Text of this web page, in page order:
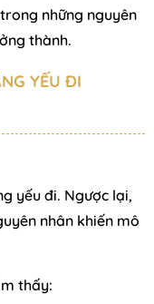
những nguyên
thành.
YẾU ĐI
yếu đi. Ngược lại,
nhân khiến mô
thấy: